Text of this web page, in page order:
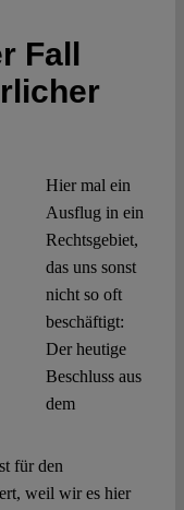
Fall
Hier mal ein
Ausflug in ein
Rechtsgebiet,
das uns sonst
nicht so oft
beschäftigt:
Der heutige
Beschluss aus
dem
für den
weil wir es hier